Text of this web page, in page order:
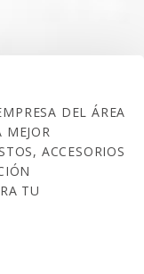
DEL ÁREA
MEJOR
ACCESORIOS
TU